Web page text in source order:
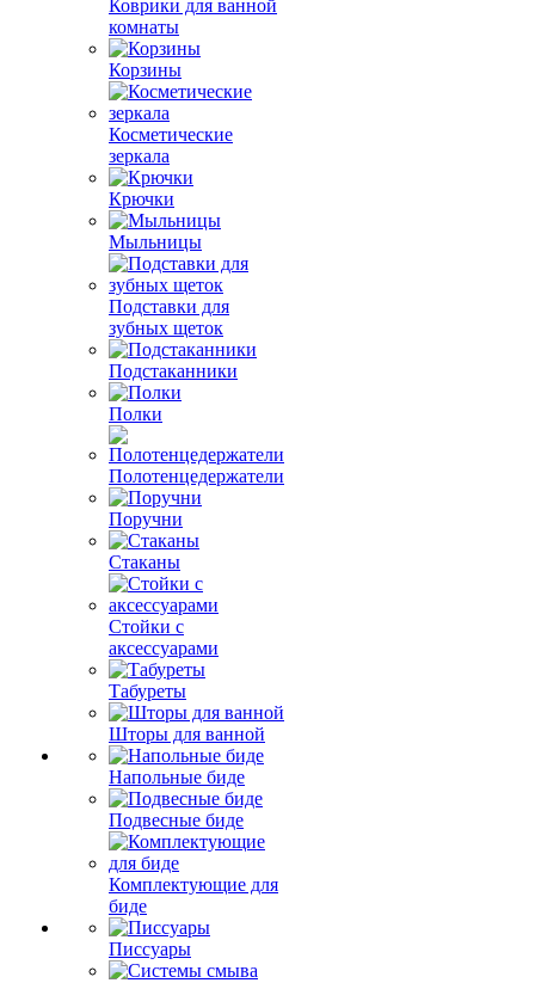
Коврики для ванной
комнаты
Корзины
Косметические
зеркала
Крючки
Мыльницы
Подставки для
зубных щеток
Подстаканники
Полки
Полотенцедержатели
Поручни
Стаканы
Стойки с
аксессуарами
Табуреты
Шторы для ванной
Напольные биде
Подвесные биде
Комплектующие для
биде
Писсуары